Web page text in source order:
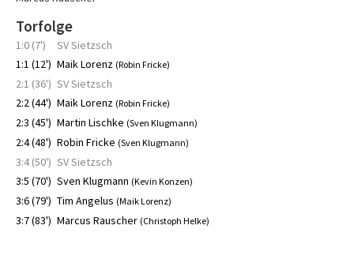
Torfolge
1:0 (7')
SV Sietzsch
1:1 (12') Maik Lorenz (Robin Fricke)
2:1 (36') SV Sietzsch
2:2 (44') Maik Lorenz (Robin Fricke)
2:3 (45') Martin Lischke (Sven Klugmann)
2:4 (48') Robin Fricke (Sven Klugmann)
3:4 (50') SV Sietzsch
3:5 (70') Sven Klugmann (Kevin Konzen)
3:6 (79') Tim Angelus (Maik Lorenz)
3:7 (83') Marcus Rauscher (Christoph Helke)